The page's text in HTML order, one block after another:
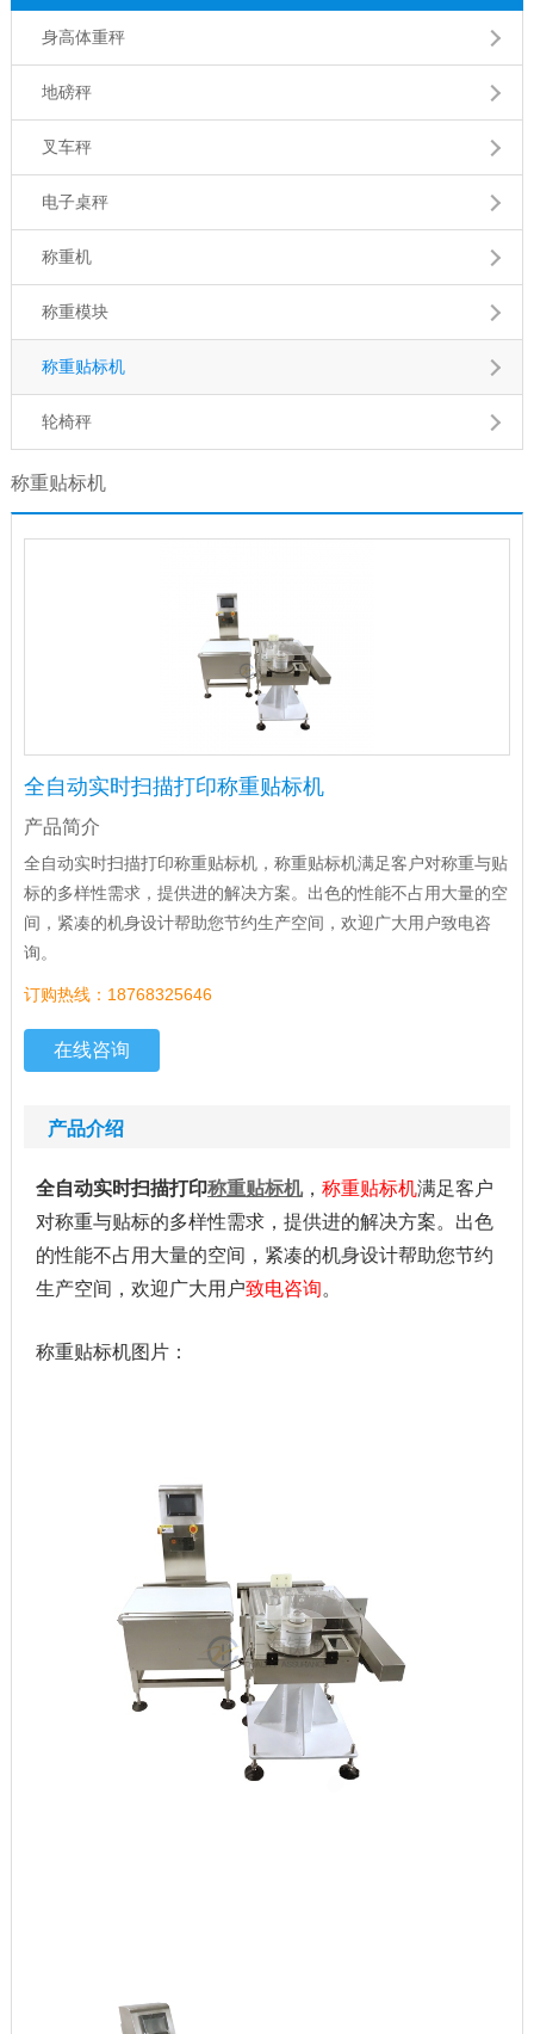
身高体重秤
地磅秤
叉车秤
电子桌秤
称重机
称重模块
称重贴标机
轮椅秤
称重贴标机
全自动实时扫描打印称重贴标机
产品简介
全自动实时扫描打印称重贴标机，称重贴标机满足客户对称重与贴
标的多样性需求，提供进的解决方案。出色的性能不占用大量的空
间，紧凑的机身设计帮助您节约生产空间，欢迎广大用户致电咨
询。
订购热线：18768325646
在线咨询
产品介绍
全自动实时扫描打印称重贴标机， 称重贴标机满足客户
对称重与贴标的多样性需求，提供进的解决方案。出色
的性能不占用大量的空间，紧凑的机身设计帮助您节约
生产空间，欢迎广大用户致电咨询。
称重贴标机图片：